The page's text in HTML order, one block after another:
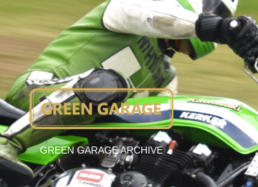
GREEN GARAGE ARCHIVE